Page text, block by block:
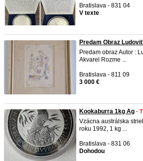
Bratislava - 831 04
V texte
Predam Obraz
Predam obraz Autor :
Akvarel Rozme ...
Bratislava - 811 09
3 000 €
Kookaburra 1kg Ag -
Vzácna austrálska
roku 1992, 1 kg ...
Bratislava - 831 06
Dohodou